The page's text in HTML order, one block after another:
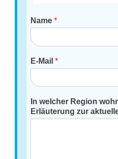
Name*
E-Mail*
In welcher Region
Erläuterung zur